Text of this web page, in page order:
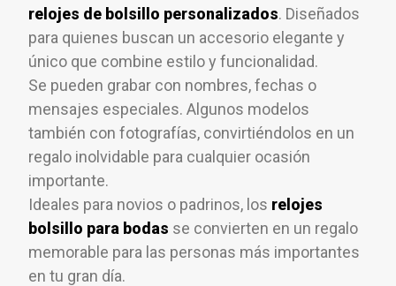
relojes de bolsillo personalizados. Diseñados
para quienes buscan un accesorio elegante y
único que combine estilo y funcionalidad.
Se pueden grabar con nombres, fechas o
mensajes especiales. Algunos modelos
también con fotografías, convirtiéndolos en un
regalo inolvidable para cualquier ocasión
importante.
Ideales para novios o padrinos, los relojes
bolsillo para bodas se convierten en un regalo
memorable para las personas más importantes
en tu gran día.